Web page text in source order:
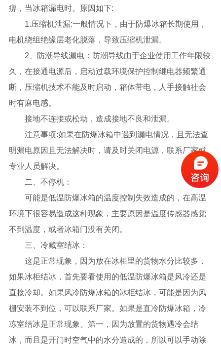
痹，当冰箱漏电时。原因如下:
1.压缩机泄漏:一般情况下，由于防爆冰箱长期使用，
电机绕组绝缘层老化脱落，导致压缩机泄漏。
2、防潮导线漏电：防潮导线由于企业使用工作年限较
久，在接通电源后，启动过载环境保护控制继电器频繁通
断，压缩机技术不能及时启动，箱体带电，人手接触社会
时有麻电感。
接地不连接或松动，造成接地不良和泄漏。
注意事项:如果在防爆冰箱中遇到漏电情况，且无法查
明漏电原因且无法解决时，请及时关闭电源，联系厂家或
专业人员解决。
二、不停机：
可能是低温防爆冰箱的温度控制失效造成的，在高温
环境下很容易造成这种现象，主要原因是温度传感器感觉
不到温度，或者冰箱门没有关闭。
三、冷藏室结冰：
这是正常现象，因为放在冰柜里的货物水分比较多，
如果冰柜结冰，首先要看使用的低温防爆冰箱是风冷还是
直接冷却。如果风冷防爆冰箱的冰柜结冰，可能是因为风
栅安装不到位，可以联系厂家。如果是直冷防爆冰箱，冷
冻室结冰是正常现象。第一，因为放置的货物遇冷会结
冰，而且是开门时空气中的水分造成的，所以可以手动除